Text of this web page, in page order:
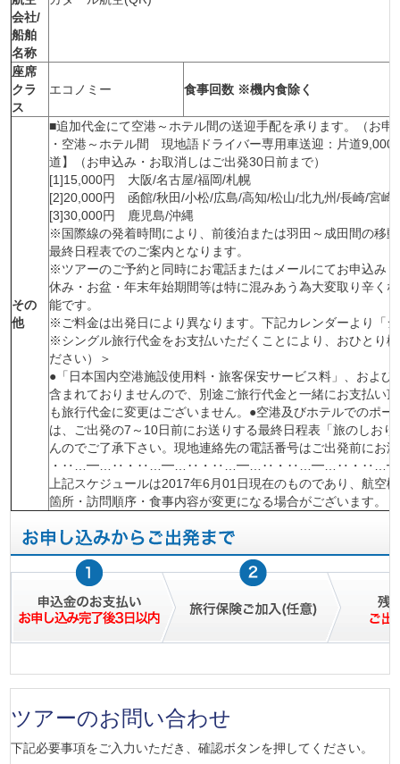
会社/
船舶
名称
座席
クラ
ス
エコノミー 食事回数 ※機内食除く
その
他
■追加代金にて空港～ホテル間の送迎手配を承ります。（お
・空港～ホテル間 現地語ドライバー専用車送迎：片道
道】（お申込み・お取消しはご出発30日前まで）
[1]15,000円 大阪/名古屋/福岡/札幌
[2]20,000円 函館/秋田/小松/広島/高知/松山/北九州/長崎/宮崎/
[3]30,000円 鹿児島/沖縄
※国際線の発着時間により、前後泊または羽田～成田間の移
最終日程表でのご案内となります。
※ツアーのご予約と同時にお電話またはメールにてお申込み
休み・お盆・年末年始期間等は特に混みあう為大変取り辛く
能です。
※ご料金は出発日により異なります。下記カレンダーより「
※シングル旅行代金をお支払いただくことにより、おひとり
ださい）＞
●「日本国内空港施設使用料・旅客保安サービス料」、およ
含まれておりませんので、別途ご旅行代金と一緒にお支払い
も旅行代金に変更はございません。●空港及びホテルでのポ
は、ご出発の7～10日前にお送りする最終日程表「旅のしお
んのでご了承下さい。現地連絡先の電話番号はご出発前にお
・‥…━…‥・‥…━…‥・‥…━…‥・‥…━…‥・
上記スケジュールは2017年6月01日現在のものであり、航空
箇所・訪問順序・食事内容が変更になる場合がございます。
ツアーのお問い合わせ
下記必要事項をご入力いただき、確認ボタンを押してください。